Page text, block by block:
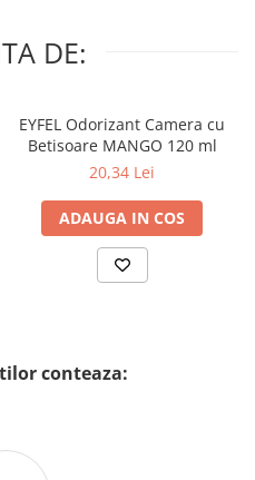
DE:
EYFEL Odorizant Camera cu
Betisoare MANGO 120 ml
20,34 Lei
ADAUGA IN COS
conteaza: